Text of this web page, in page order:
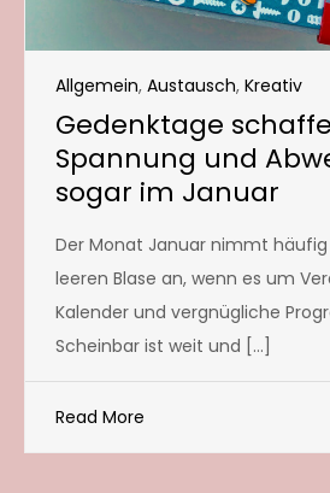
Allgemein, Austausch, Kreativ
Gedenktage
Spannung und
sogar im Januar
Der Monat Januar nimmt
leeren Blase an, wenn es um
Kalender und vergnügliche
Scheinbar ist weit und […]
Read More